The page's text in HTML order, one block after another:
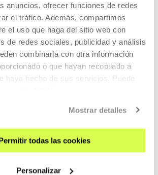
anuncios, ofrecer funciones de redes
el tráfico. Además, compartimos
el uso que haga del sitio web con
de redes sociales, publicidad y análisis
combinarla con otra información
o que hayan recopilado a
haya hecho de sus servicios. Puede
Mostrar detalles
todas las cookies
Personalizar